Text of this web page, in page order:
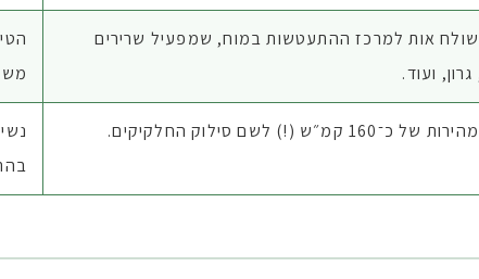
אות למרכז ההתעטשות במוח, שמפעיל שרירים
ועוד.
(!) לשם סילוק החלקיקים.